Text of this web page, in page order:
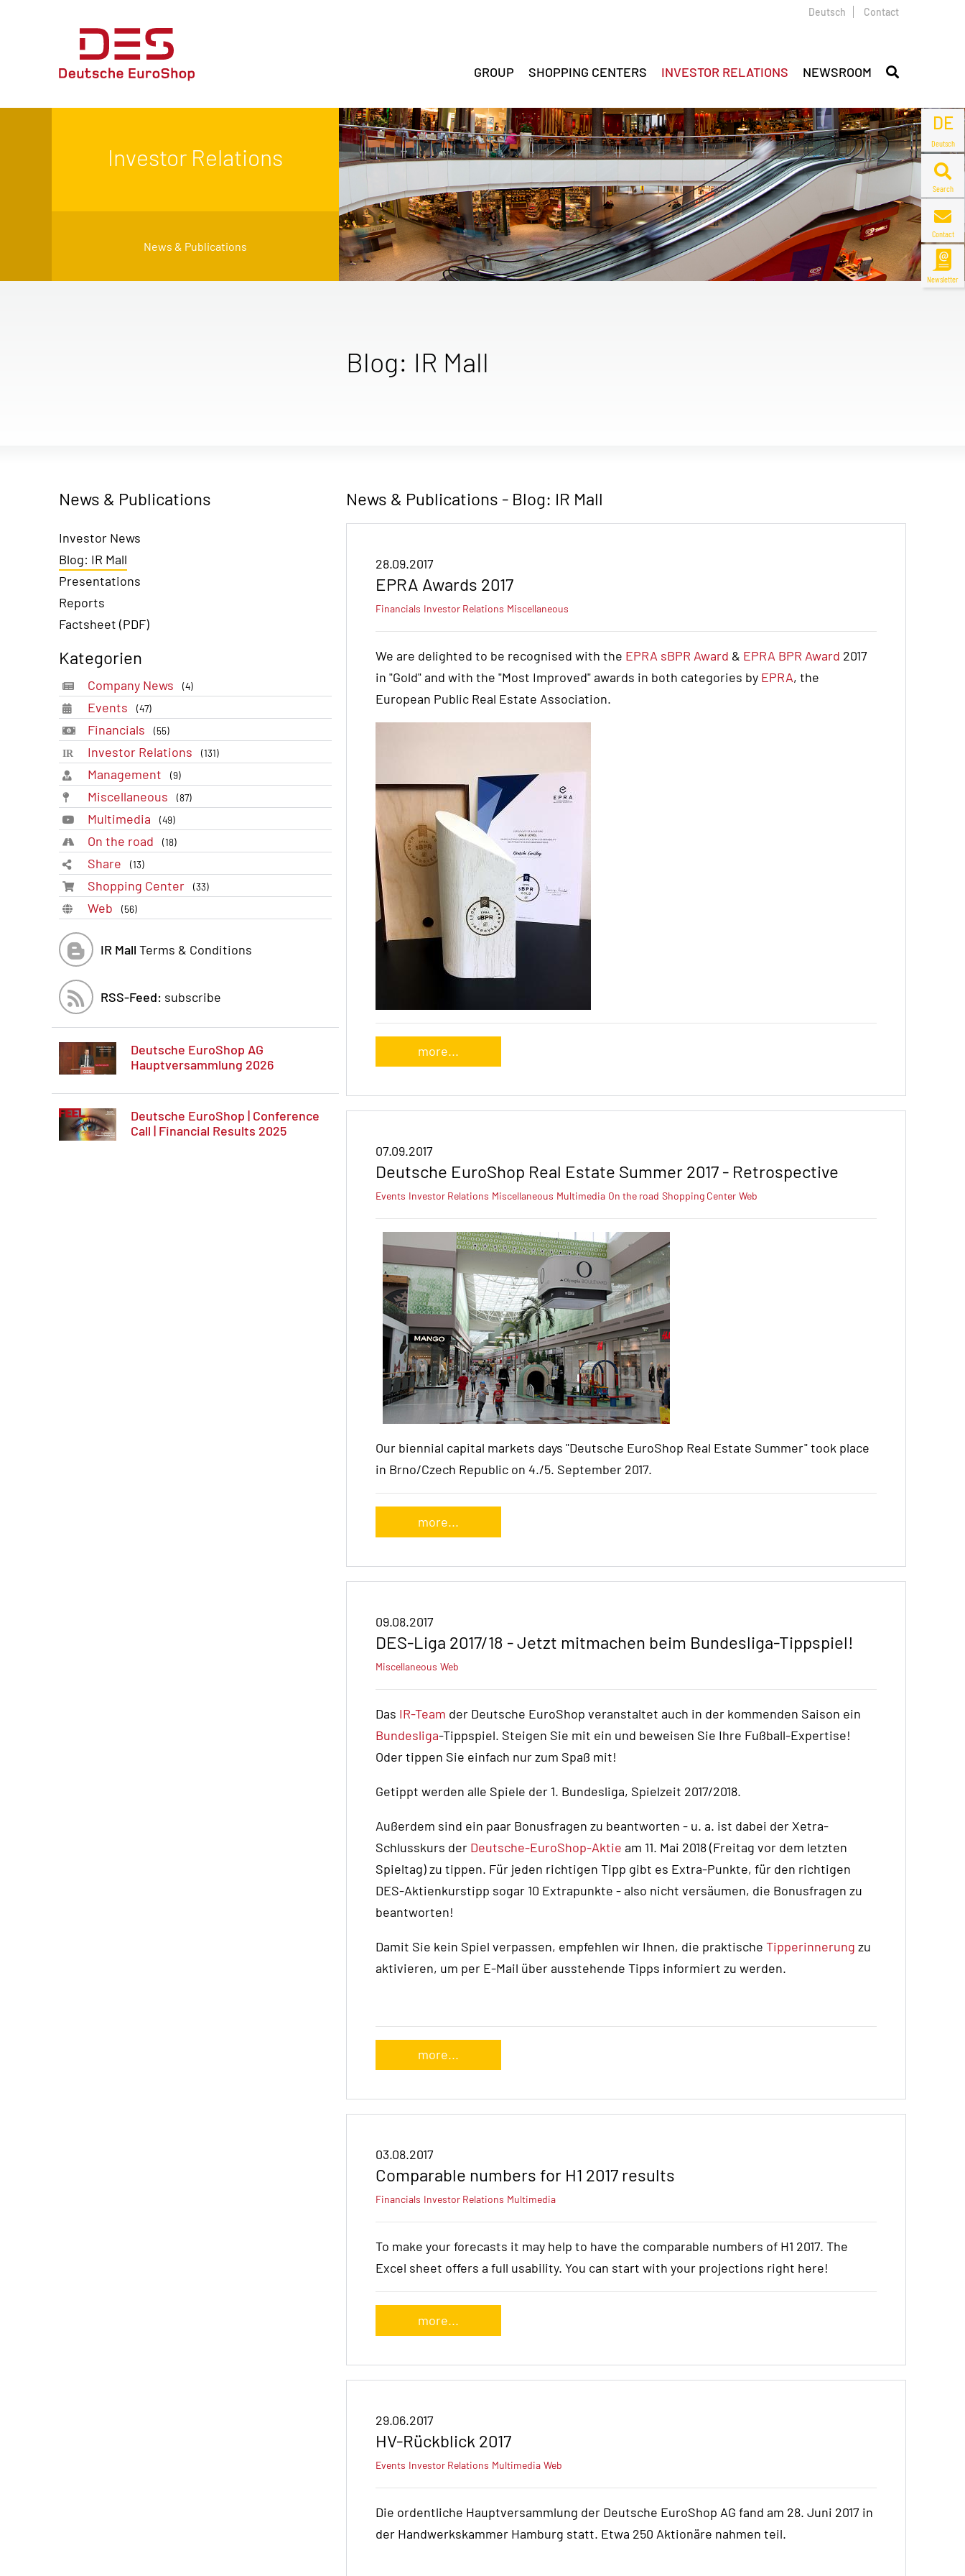
DE
Deutsch
Search
Contact
Newsletter
Deutsch Contact
GROUP SHOPPING CENTERS INVESTOR RELATIONS NEWSROOM
Investor Relations
News & Publications
Blog: IR Mall
News & Publications
Investor News
Blog: IR Mall
Presentations
Reports
Factsheet (PDF)
Kategorien
Company News (4)
Events (47)
Financials (55)
Investor Relations (131)
Management (9)
Miscellaneous (87)
Multimedia (49)
On the road (18)
Share (13)
Shopping Center (33)
Web (56)
IR Mall Terms & Conditions
RSS-Feed: subscribe
Deutsche EuroShop AG
Hauptversammlung 2026
Deutsche EuroShop | Conference
Call | Financial Results 2025
News & Publications - Blog: IR Mall
28.09.2017
EPRA Awards 2017
Financials Investor Relations Miscellaneous
We are delighted to be recognised with the EPRA sBPR Award & EPRA BPR Award 2017
in "Gold" and with the "Most Improved" awards in both categories by EPRA, the
European Public Real Estate Association.
more...
07.09.2017
Deutsche EuroShop Real Estate Summer 2017 - Retrospective
Events Investor Relations Miscellaneous Multimedia On the road Shopping Center Web
Our biennial capital markets days "Deutsche EuroShop Real Estate Summer" took place
in Brno/Czech Republic on 4./5. September 2017.
more...
09.08.2017
DES-Liga 2017/18 - Jetzt mitmachen beim Bundesliga-Tippspiel!
Miscellaneous Web
Das IR-Team der Deutsche EuroShop veranstaltet auch in der kommenden Saison ein
Bundesliga-Tippspiel. Steigen Sie mit ein und beweisen Sie Ihre Fußball-Expertise!
Oder tippen Sie einfach nur zum Spaß mit!
Getippt werden alle Spiele der 1. Bundesliga, Spielzeit 2017/2018.
Außerdem sind ein paar Bonusfragen zu beantworten - u. a. ist dabei der Xetra-
Schlusskurs der Deutsche-EuroShop-Aktie am 11. Mai 2018 (Freitag vor dem letzten
Spieltag) zu tippen. Für jeden richtigen Tipp gibt es Extra-Punkte, für den richtigen
DES-Aktienkurstipp sogar 10 Extrapunkte - also nicht versäumen, die Bonusfragen zu
beantworten!
Damit Sie kein Spiel verpassen, empfehlen wir Ihnen, die praktische Tipperinnerung zu
aktivieren, um per E-Mail über ausstehende Tipps informiert zu werden.
more...
03.08.2017
Comparable numbers for H1 2017 results
Financials Investor Relations Multimedia
To make your forecasts it may help to have the comparable numbers of H1 2017. The
Excel sheet offers a full usability. You can start with your projections right here!
more...
29.06.2017
HV-Rückblick 2017
Events Investor Relations Multimedia Web
Die ordentliche Hauptversammlung der Deutsche EuroShop AG fand am 28. Juni 2017 in
der Handwerkskammer Hamburg statt. Etwa 250 Aktionäre nahmen teil.